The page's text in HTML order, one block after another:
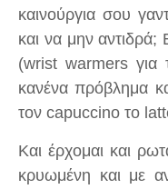
καινούργια σου
και να μην
(wrist warmers για
κανένα πρόβλημα
τον capuccino το
Και έρχομαι και
κρυωμένη και με